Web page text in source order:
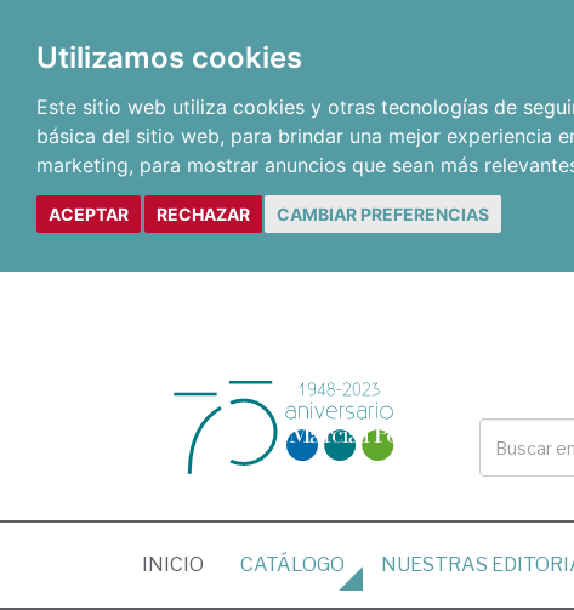
Utilizamos cookies
Este sitio web utiliza cookies y otras tecnologías de
básica del sitio web, para brindar una mejor experiencia
marketing, para mostrar anuncios que sean más
ACEPTAR RECHAZAR CAMBIAR PREFERENCIAS
INICIO (CURRENT)
CATÁLOGO NUESTRAS